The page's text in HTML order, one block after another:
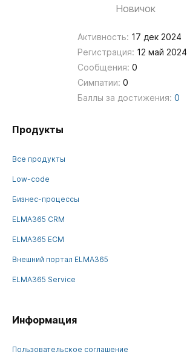
Новичок
Активность: 17 дек 2024
Регистрация: 12 май 2024
Сообщения: 0
Симпатии: 0
Баллы за достижения: 0
Продукты
Все продукты
Low-code
Бизнес-процессы
ELMA365 CRM
ELMA365 ECM
Внешний портал ELMA365
ELMA365 Service
Информация
Пользовательское соглашение